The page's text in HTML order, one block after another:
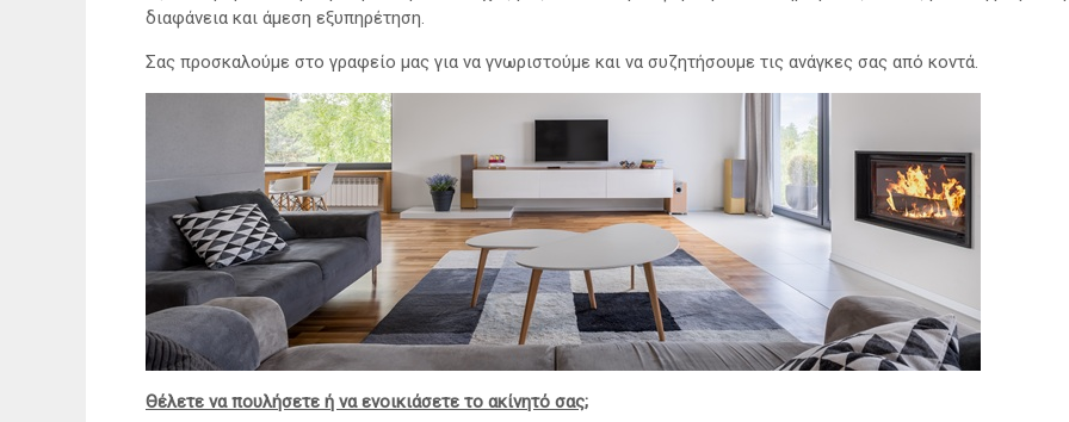
διαφάνεια και άμεση εξυπηρέτηση.
Σας προσκαλούμε στο γραφείο μας για να γνωριστούμε και να συζητήσουμε τις ανάγκες σας από κοντά.
Θέλετε να πουλήσετε ή να ενοικιάσετε το ακίνητό σας;